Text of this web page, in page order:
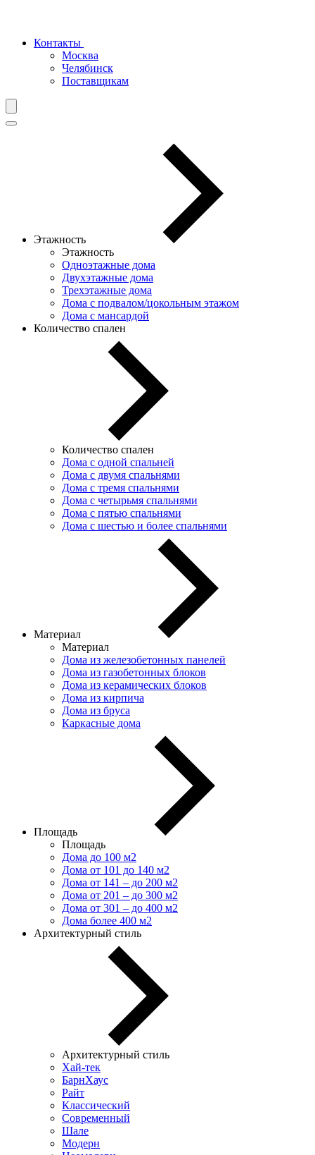
Контакты
Москва
Челябинск
Поставщикам
Этажность
Этажность
Одноэтажные дома
Двухэтажные дома
Трехэтажные дома
Дома с подвалом/цокольным этажом
Дома с мансардой
Количество спален
Количество спален
Дома с одной спальней
Дома с двумя спальнями
Дома с тремя спальнями
Дома с четырьмя спальнями
Дома с пятью спальнями
Дома с шестью и более спальнями
Материал
Материал
Дома из железобетонных панелей
Дома из газобетонных блоков
Дома из керамических блоков
Дома из кирпича
Дома из бруса
Каркасные дома
Площадь
Площадь
Дома до 100 м2
Дома от 101 до 140 м2
Дома от 141 – до 200 м2
Дома от 201 – до 300 м2
Дома от 301 – до 400 м2
Дома более 400 м2
Архитектурный стиль
Архитектурный стиль
Хай-тек
БарнХаус
Райт
Классический
Современный
Шале
Модерн